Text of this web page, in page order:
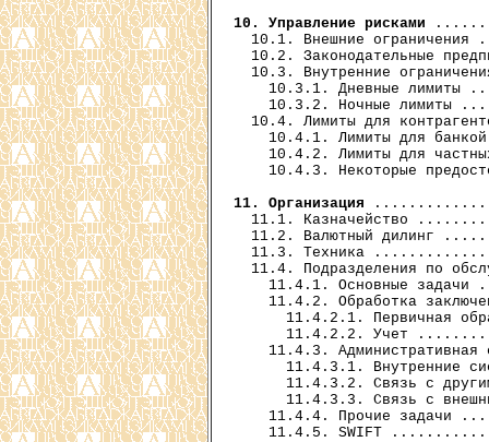
10. Управление рисками
10.1. Внешние ограничения
10.2. Законодательные
10.3. Внутренние
10.3.1. Дневные лимиты
10.3.2. Ночные лимиты
10.4. Лимиты для
10.4.1. Лимиты для
10.4.2. Лимиты для
10.4.3. Некоторые
11. Организация
11.1. Казначейство
11.2. Валютный дилинг
11.3. Техника
11.4. Подразделения по
11.4.1. Основные задачи
11.4.2. Обработка
11.4.2.1. Первичная
11.4.2.2. Учет
11.4.3. Административная
11.4.3.1. Внутренние
11.4.3.2. Связь с
11.4.3.3. Связь с
11.4.4. Прочие задачи
11.4.5. SWIFT